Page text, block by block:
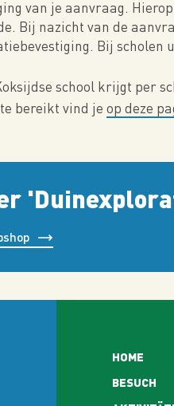
van je aanvraag.
Bij nazicht van de
Bij
school krijgt per
bereikt vind je op deze
HOME
BESUCH